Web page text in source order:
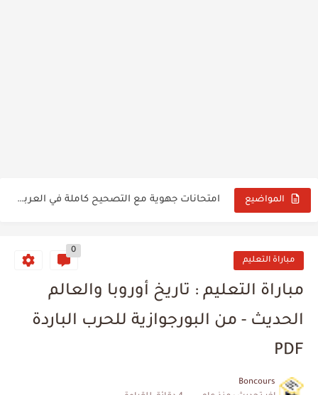
المواضيع امتحانات جهوية مع التصحيح كاملة في العربية للسنة الثالثة إعدادي...
نتائج الامتحان الكتابي مباراة التعليم دورة نونبر 2025
Tableau des pictogrammes chimiques
مباراة التعليم
0
مباراة التعليم : تاريخ أوروبا والعالم
الحديث - من البورجوازية للحرب الباردة
PDF
Boncours